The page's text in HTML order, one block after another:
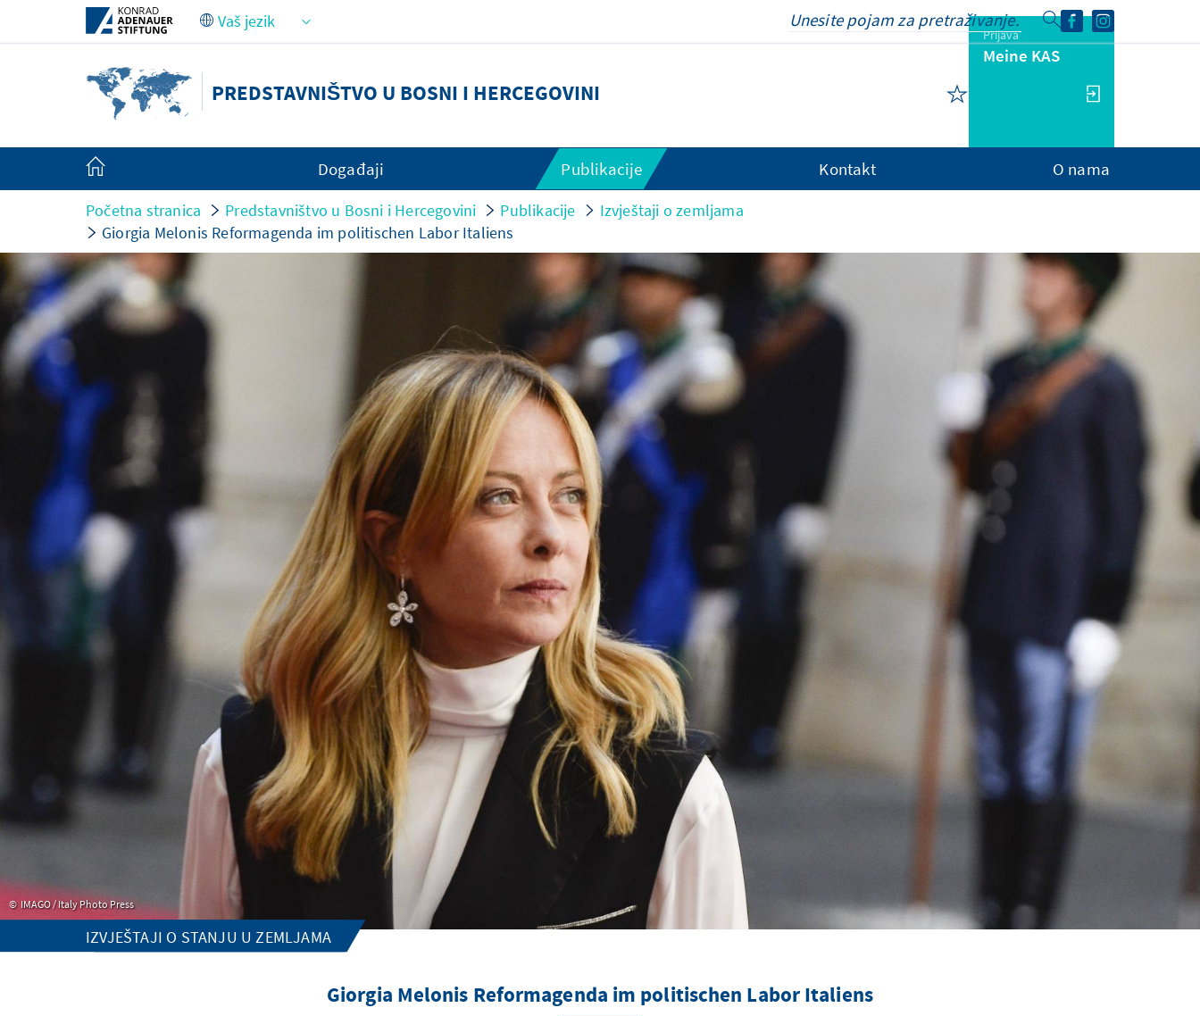
Skip to Main Content
PREDSTAVNIŠTVO U BOSNI I HERCEGOVINI
Prijava
Meine KAS
Događaji Publikacije Kontakt O nama
Početna stranica Predstavništvo u Bosni i Hercegovini Publikacije
Izvještaji o zemljama
Giorgia Melonis Reformagenda im politischen Labor Italiens
IMAGO / Italy Photo Press
IZVJEŠTAJI O STANJU U ZEMLJAMA
Giorgia Melonis Reformagenda im politischen Labor Italiens